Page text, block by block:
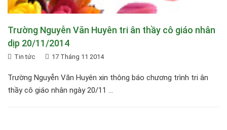
Trường Nguyễn Văn Huyên tri ân thầy cô giáo nhân
dịp 20/11/2014
Tin tức 17 Tháng 11 2014
Trường Nguyễn Văn Huyên xin thông báo chương trình tri ân
thầy cô giáo nhân ngày 20/11 ...